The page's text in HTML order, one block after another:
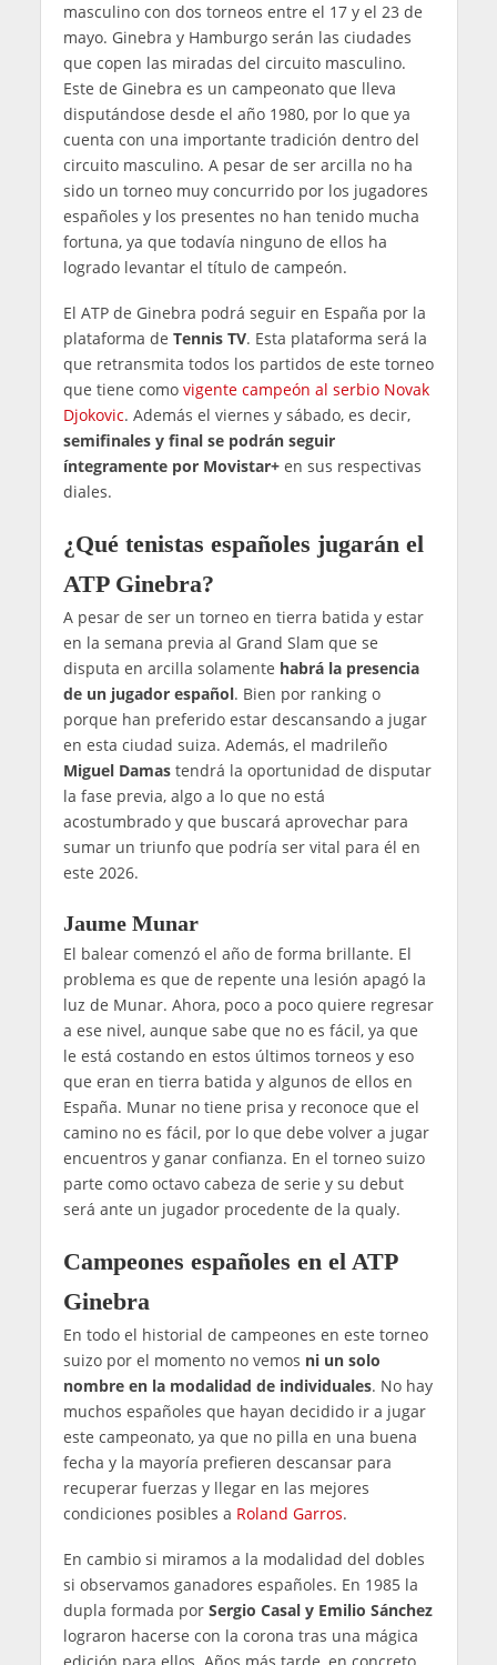
masculino con dos torneos entre el 17 y el 23 de
mayo. Ginebra y Hamburgo serán las ciudades
que copen las miradas del circuito masculino.
Este de Ginebra es un campeonato que lleva
disputándose desde el año 1980, por lo que ya
cuenta con una importante tradición dentro del
circuito masculino. A pesar de ser arcilla no ha
sido un torneo muy concurrido por los jugadores
españoles y los presentes no han tenido mucha
fortuna, ya que todavía ninguno de ellos ha
logrado levantar el título de campeón.
El ATP de Ginebra podrá seguir en España por la
plataforma de Tennis TV. Esta plataforma será la
que retransmita todos los partidos de este torneo
que tiene como vigente campeón al serbio Novak
Djokovic. Además el viernes y sábado, es decir,
semifinales y final se podrán seguir
íntegramente por Movistar+en sus respectivas
diales.
¿Qué tenistas españoles jugarán el
ATP Ginebra?
A pesar de ser un torneo en tierra batida y estar
en la semana previa al Grand Slam que se
disputa en arcilla solamente habrá la presencia
de un jugador español. Bien por ranking o
porque han preferido estar descansando a jugar
en esta ciudad suiza. Además, el madrileño
Miguel Damastendrá la oportunidad de disputar
la fase previa, algo a lo que no está
acostumbrado y que buscará aprovechar para
sumar un triunfo que podría ser vital para él en
este 2026.
Jaume Munar
El balear comenzó el año de forma brillante. El
problema es que de repente una lesión apagó la
luz de Munar. Ahora, poco a poco quiere regresar
a ese nivel, aunque sabe que no es fácil, ya que
le está costando en estos últimos torneos y eso
que eran en tierra batida y algunos de ellos en
España. Munar no tiene prisa y reconoce que el
camino no es fácil, por lo que debe volver a jugar
encuentros y ganar confianza. En el torneo suizo
parte como octavo cabeza de serie y su debut
será ante un jugador procedente de la qualy.
Campeones españoles en el ATP
Ginebra
En todo el historial de campeones en este torneo
suizo por el momento no vemos ni un solo
nombre en la modalidad de individuales. No hay
muchos españoles que hayan decidido ir a jugar
este campeonato, ya que no pilla en una buena
fecha y la mayoría prefieren descansar para
recuperar fuerzas y llegar en las mejores
condiciones posibles a Roland Garros.
En cambio si miramos a la modalidad del dobles
si observamos ganadores españoles. En 1985 la
dupla formada por Sergio Casal y Emilio Sánchez
lograron hacerse con la corona tras una mágica